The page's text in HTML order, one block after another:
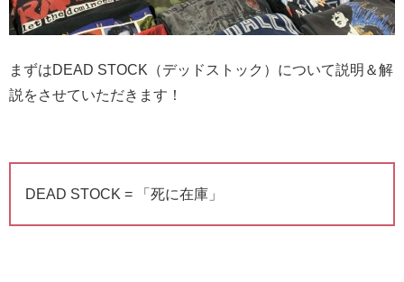
まずはDEAD STOCK（デッドストック）について説明＆解
説をさせていただきます！
DEAD STOCK = 「死に在庫」